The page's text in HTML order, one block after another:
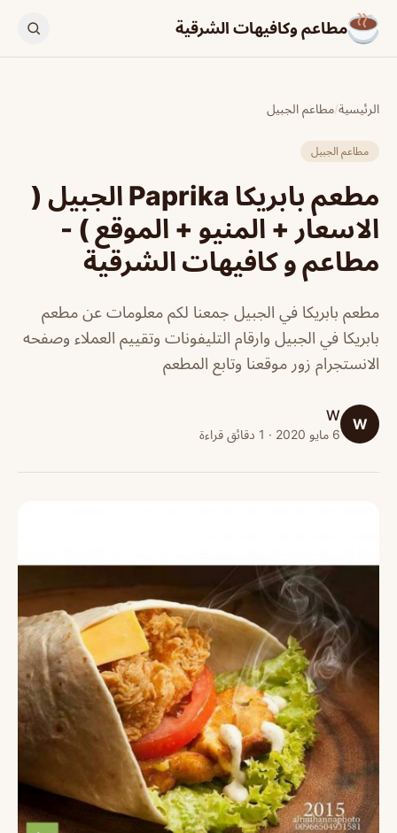
مطاعم وكافيهات الشرقية
الرئيسية/مطاعم الجبيل
مطاعم الجبيل
مطعم بابريكا Paprika الجبيل (
الاسعار + المنيو + الموقع ) -
مطاعم و كافيهات الشرقية
مطعم بابريكا في الجبيل جمعنا لكم معلومات عن مطعم
بابريكا في الجبيل وارقام التليفونات وتقييم العملاء وصفحه
الانستجرام زور موقعنا وتابع المطعم
W
W
6 مايو 2020 · 1 دقائق قراءة